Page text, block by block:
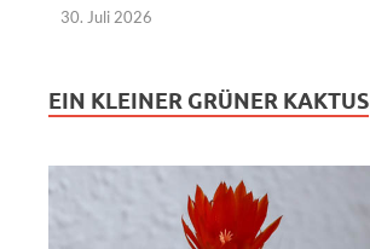
30. Juli 2026
EIN KLEINER GRÜNER KAKTUS